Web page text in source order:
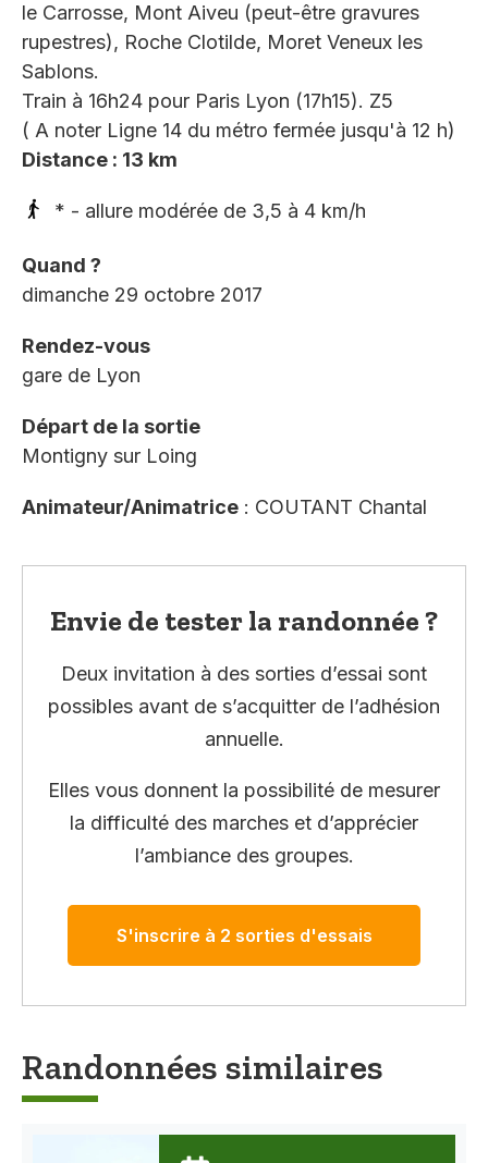
le Carrosse, Mont Aiveu (peut-être gravures
rupestres), Roche Clotilde, Moret Veneux les
Sablons.
Train à 16h24 pour Paris Lyon (17h15). Z5
( A noter Ligne 14 du métro fermée jusqu'à 12 h)
Distance : 13 km
* - allure modérée de 3,5 à 4 km/h
Quand ?
dimanche 29 octobre 2017
Rendez-vous
gare de Lyon
Départ de la sortie
Montigny sur Loing
Animateur/Animatrice : COUTANT Chantal
Envie de tester la randonnée ?
Deux invitation à des sorties d’essai sont
possibles avant de s’acquitter de l’adhésion
annuelle.
Elles vous donnent la possibilité de mesurer
la difficulté des marches et d’apprécier
l’ambiance des groupes.
S'inscrire à 2 sorties d'essais
Randonnées similaires